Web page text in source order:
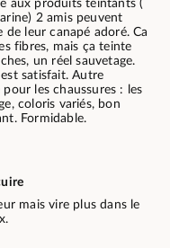
aux produits teintants (
2 amis peuvent
de leur canapé adoré. Ca
fibres, mais ça teinte
un réel sauvetage.
satisfait. Autre
les chaussures : les
coloris variés, bon
Formidable.
mais vire plus dans le